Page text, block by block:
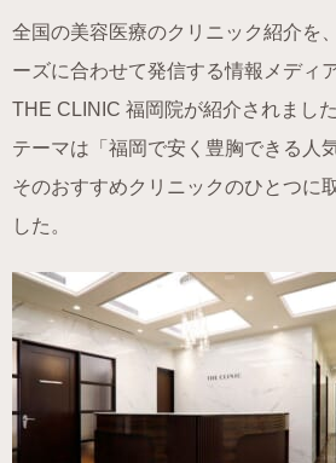
全国の美容医療のクリニック紹介を
ーズに合わせて発信する情報メディ
THE CLINIC 福岡院が紹介されました
テーマは「福岡で安く豊胸できる人
そのおすすめクリニックのひとつに
した。